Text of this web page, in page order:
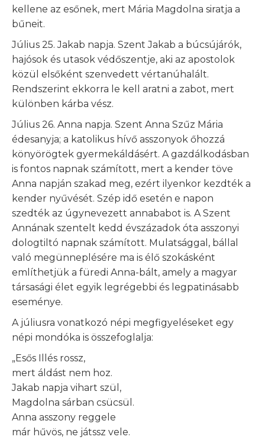
kellene az esőnek, mert Mária Magdolna siratja a
bűneit.
Július 25. Jakab napja. Szent Jakab a búcsújárók,
hajósok és utasok védőszentje, aki az apostolok
közül elsőként szenvedett vértanúhalált.
Rendszerint ekkorra le kell aratni a zabot, mert
különben kárba vész.
Július 26. Anna napja. Szent Anna Szűz Mária
édesanyja; a katolikus hívő asszonyok őhozzá
könyörögtek gyermekáldásért. A gazdálkodásban
is fontos napnak számított, mert a kender töve
Anna napján szakad meg, ezért ilyenkor kezdték a
kender nyűvését. Szép idő esetén e napon
szedték az úgynevezett annababot is. A Szent
Annának szentelt kedd évszázadok óta asszonyi
dologtiltó napnak számított. Mulatsággal, bállal
való megünneplésére ma is élő szokásként
említhetjük a füredi Anna-bált, amely a magyar
társasági élet egyik legrégebbi és legpatinásabb
eseménye.
A júliusra vonatkozó népi megfigyeléseket egy
népi mondóka is összefoglalja:
„Esős Illés rossz,
mert áldást nem hoz.
Jakab napja vihart szül,
Magdolna sárban csücsül.
Anna asszony reggele
már hűvös, ne játssz vele.